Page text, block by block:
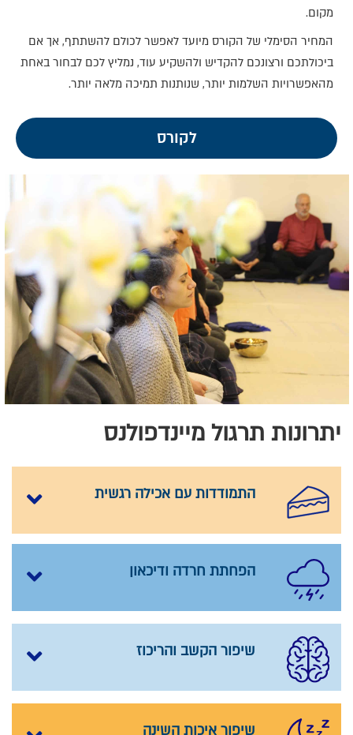
מקום.
המחיר הסימלי של הקורס מיועד לאפשר לכולם להשתתף, אך אם
ביכולתכם ורצונכם להקדיש ולהשקיע עוד, נמליץ לכם לבחור באחת
מהאפשרויות השלמות יותר, שנותנות תמיכה מלאה יותר.
לקורס
יתרונות תרגול מיינדפולנס
התמודדות עם אכילה רגשית
הפחתת חרדה ודיכאון
שיפור הקשב והריכוז
שיפור איכות השינה